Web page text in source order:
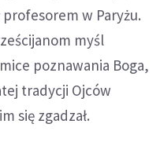
w Paryżu.
myśl
poznawania Boga,
tradycji Ojców
się zgadzał.